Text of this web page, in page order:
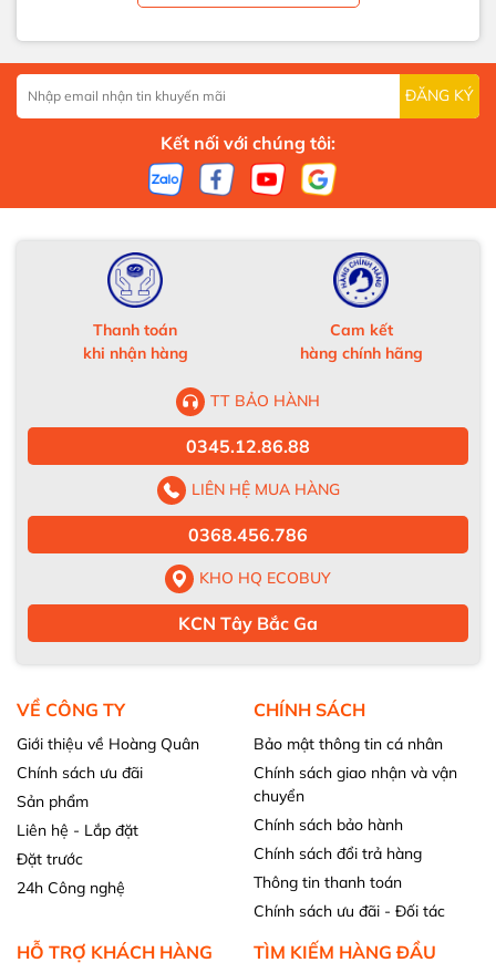
ĐĂNG KÝ
Kết nối với chúng tôi:
Thanh toán
khi nhận hàng
Cam kết
hàng chính hãng
TT BẢO HÀNH
0345.12.86.88
LIÊN HỆ MUA HÀNG
0368.456.786
KHO HQ ECOBUY
KCN Tây Bắc Ga
VỀ CÔNG TY
Giới thiệu về Hoàng Quân
Chính sách ưu đãi
Sản phẩm
Liên hệ - Lắp đặt
Đặt trước
24h Công nghệ
CHÍNH SÁCH
Bảo mật thông tin cá nhân
Chính sách giao nhận và vận
chuyển
Chính sách bảo hành
Chính sách đổi trả hàng
Thông tin thanh toán
Chính sách ưu đãi - Đối tác
HỖ TRỢ KHÁCH HÀNG TÌM KIẾM HÀNG ĐẦU